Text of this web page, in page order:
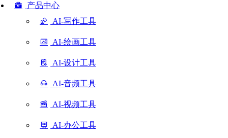
产品中心
AI-写作工具
AI-绘画工具
AI-设计工具
AI-音频工具
AI-视频工具
AI-办公工具